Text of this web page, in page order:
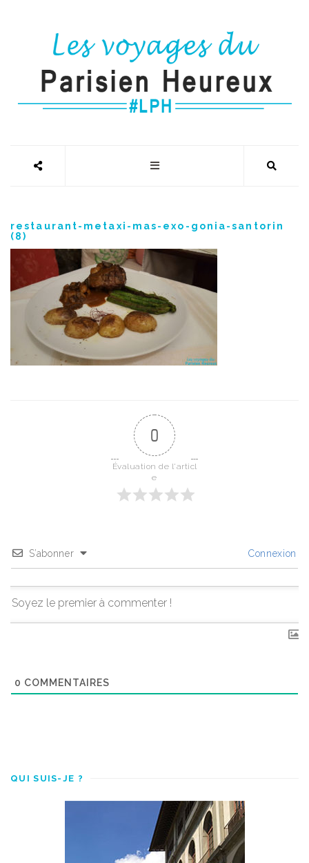
restaurant-metaxi-mas-exo-gonia-santorin
(8)
0
Évaluation de l'articl
e
S’abonner Connexion
0 COMMENTAIRES
QUI SUIS-JE ?